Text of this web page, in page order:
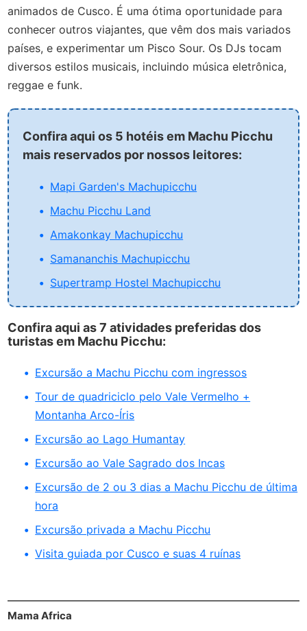
animados de Cusco. É uma ótima oportunidade para
conhecer outros viajantes, que vêm dos mais variados
países, e experimentar um Pisco Sour. Os DJs tocam
diversos estilos musicais, incluindo música eletrônica,
reggae e funk.
Confira aqui os 5 hotéis em Machu Picchu
mais reservados por nossos leitores:
Mapi Garden's Machupicchu
Machu Picchu Land
Amakonkay Machupicchu
Samananchis Machupicchu
Supertramp Hostel Machupicchu
Confira aqui as 7 atividades preferidas dos
turistas em Machu Picchu:
Excursão a Machu Picchu com ingressos
Tour de quadriciclo pelo Vale Vermelho +
Montanha Arco-Íris
Excursão ao Lago Humantay
Excursão ao Vale Sagrado dos Incas
Excursão de 2 ou 3 dias a Machu Picchu de última
hora
Excursão privada a Machu Picchu
Visita guiada por Cusco e suas 4 ruínas
Mama Africa